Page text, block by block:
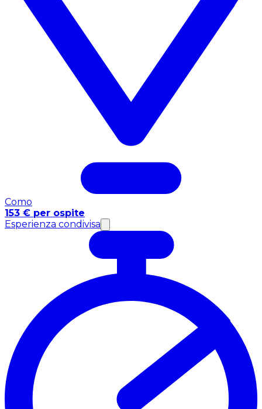
Como
153 € per ospite
Esperienza condivisa